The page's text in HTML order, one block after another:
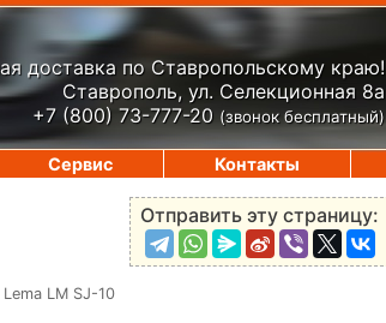
доставка по Ставропольскому краю!
Ставрополь, ул. Селекционная 8а
+7 (800) 73-777-20 (звонок бесплатный)
Отправить эту страницу:
LM SJ-10
Сервис Контакты